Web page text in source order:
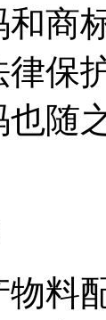
和商
保
随
料